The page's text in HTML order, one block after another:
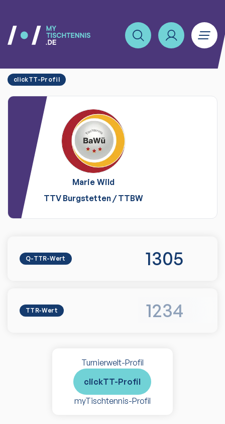
clickTT-Profil
Marie Wild
TTV Burgstetten/TTBW
Q-TTR-Wert 1305
TTR-Wert 1234
Turnierwelt-Profil
clickTT-Profil
myTischtennis-Profil